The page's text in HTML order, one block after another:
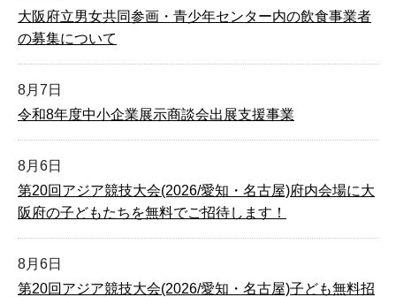
大阪府立男女共同参画・青少年センター内の飲食事業者
の募集について
8月7日
令和8年度中小企業展示商談会出展支援事業
8月6日
第20回アジア競技大会(2026/愛知・名古屋)府内会場に大
阪府の子どもたちを無料でご招待します！
8月6日
第20回アジア競技大会(2026/愛知・名古屋)子ども無料招